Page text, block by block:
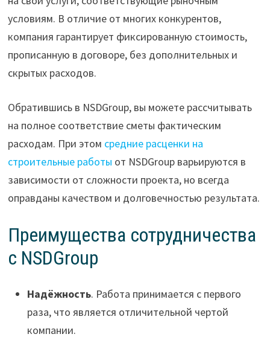
условиям. В отличие от многих конкурентов,
компания гарантирует фиксированную стоимость,
прописанную в договоре, без дополнительных и
скрытых расходов.
Обратившись в NSDGroup, вы можете рассчитывать
на полное соответствие сметы фактическим
расходам. При этом средние расценки на
строительные работы от NSDGroup варьируются в
зависимости от сложности проекта, но всегда
оправданы качеством и долговечностью результата.
Преимущества сотрудничества
с NSDGroup
Надёжность. Работа принимается с первого
раза, что является отличительной чертой
компании.